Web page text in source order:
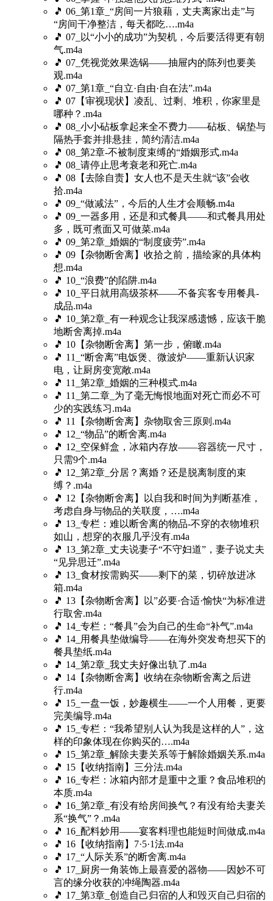
🎵 06_第1章_“房间一片狼藉，丈夫离家出走”与
“房间干净整洁，每天都吃….m4a
🎵 07_以“小小的成功”为契机，今后要活得更有朝
气.m4a
🎵 07_凭视觉效果选锅——抽屉内的陈列也要美
观.m4a
🎵 07_第1章_“自立·自由·自在法”.m4a
🎵 07【审视现状】凌乱、过剩、堆积，你家里是
哪种？.m4a
🎵 08_小小砧板拿起来全不费力——砧板、锅垫与
隔热手套并排悬挂，简约清洁.m4a
🎵 08_第2章-不被制度束缚的“婚姻形式.m4a
🎵 08_请停止思考衰老和死亡.m4a
🎵 08【去除自责】女人也不是天生就“该”会收
拾.m4a
🎵 09_“做减法”，今后的人生才会顺畅.m4a
🎵 09_一器多用，还是和式餐具——和式餐具用处
多，既可煮面又可做菜.m4a
🎵 09_第2章_婚姻的“制度疲劳”.m4a
🎵 09【杂物断舍离】收拾之前，描绘家的具体构
想.m4a
🎵 10_“浪费”的陷阱.m4a
🎵 10_平日就用高级茶杯——不备宾客专用餐具-
成品.m4a
🎵 10_第2章_有一种观念让我深感遗憾，应该干脆
地断舍离掉.m4a
🎵 10【杂物断舍离】第一步，俯瞰.m4a
🎵 11_“断舍离”电饭煲、微波炉——重新认识家
电，让厨房变宽敞.m4a
🎵 11_第2章_婚姻的三种模式.m4a
🎵 11_第二章_为了毫无悔恨地面对死亡而必不可
少的实践练习.m4a
🎵 11【杂物断舍离】杂物取舍三原则.m4a
🎵 12_“物品”的断舍离.m4a
🎵 12_空保鲜盒，冰箱内存放——容器统一尺寸，
只需9个.m4a
🎵 12_第2章_分居？离婚？还是脱离制度的束
缚？.m4a
🎵 12【杂物断舍离】以自我和时间为判断基准，
考虑自身与物品的关联度，….m4a
🎵 13_专栏：难以断舍离的物品-不穿的衣物堆积
如山，想穿的衣服几乎没有.m4a
🎵 13_第2章_丈夫说妻子“不守妇道”，妻子说丈夫
“见异思迁”.m4a
🎵 13_食材按需购买——剩下的菜，切碎放进冰
箱.m4a
🎵 13【杂物断舍离】以”必要·合适·愉快“为标准进
行取舍.m4a
🎵 14_专栏：“餐具”会为自己的生命“补气”.m4a
🎵 14_用餐具垫做编导——在海外突发奇想买下的
餐具垫纸.m4a
🎵 14_第2章_我丈夫好像出轨了.m4a
🎵 14【杂物断舍离】收纳在杂物断舍离之后进
行.m4a
🎵 15_一盘一饭，妙趣横生——一个人用餐，更要
完美编导.m4a
🎵 15_专栏：“我希望别人认为我是这样的人”，这
样的印象体现在你购买的….m4a
🎵 15_第2章_解除夫妻关系等于解除婚姻关系.m4a
🎵 15【收纳指南】三分法.m4a
🎵 16_专栏：冰箱内部才是重中之重？食品堆积的
本质.m4a
🎵 16_第2章_有没有给房间换气？有没有给夫妻关
系“换气”？.m4a
🎵 16_配料妙用——宴客料理也能短时间做成.m4a
🎵 16【收纳指南】7·5·1法.m4a
🎵 17_“人际关系”的断舍离.m4a
🎵 17_厨房一角装饰上最喜爱的器物——因妙不可
言的缘分收获的冲绳陶器.m4a
🎵 17_第3章_创造自己归宿的人和毁灭自己归宿的